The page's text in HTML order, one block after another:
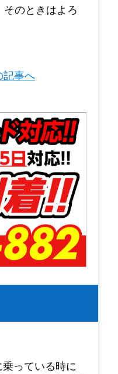
のときはよろ
記事へ
っている時に